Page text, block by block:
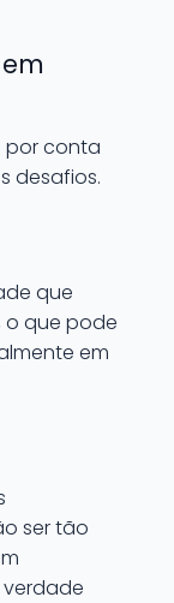
por conta
desafios.
que
que pode
em
ser tão
verdade